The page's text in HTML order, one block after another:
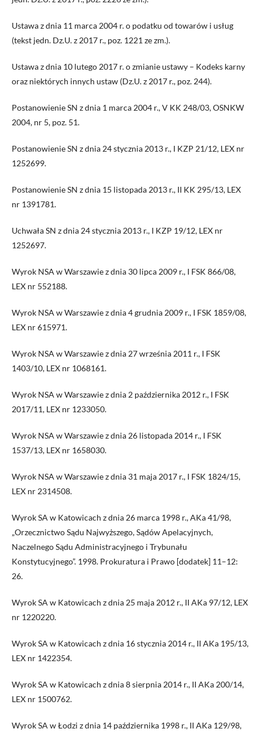
Ustawa z dnia 11 marca 2004 r. o podatku od towarów i usług
(tekst jedn. Dz.U. z 2017 r., poz. 1221 ze zm.).
Ustawa z dnia 10 lutego 2017 r. o zmianie ustawy – Kodeks karny
oraz niektórych innych ustaw (Dz.U. z 2017 r., poz. 244).
Postanowienie SN z dnia 1 marca 2004 r., V KK 248/03, OSNKW
2004, nr 5, poz. 51.
Postanowienie SN z dnia 24 stycznia 2013 r., I KZP 21/12, LEX nr
1252699.
Postanowienie SN z dnia 15 listopada 2013 r., II KK 295/13, LEX
nr 1391781.
Uchwała SN z dnia 24 stycznia 2013 r., I KZP 19/12, LEX nr
1252697.
Wyrok NSA w Warszawie z dnia 30 lipca 2009 r., I FSK 866/08,
LEX nr 552188.
Wyrok NSA w Warszawie z dnia 4 grudnia 2009 r., I FSK 1859/08,
LEX nr 615971.
Wyrok NSA w Warszawie z dnia 27 września 2011 r., I FSK
1403/10, LEX nr 1068161.
Wyrok NSA w Warszawie z dnia 2 października 2012 r., I FSK
2017/11, LEX nr 1233050.
Wyrok NSA w Warszawie z dnia 26 listopada 2014 r., I FSK
1537/13, LEX nr 1658030.
Wyrok NSA w Warszawie z dnia 31 maja 2017 r., I FSK 1824/15,
LEX nr 2314508.
Wyrok SA w Katowicach z dnia 26 marca 1998 r., AKa 41/98,
„Orzecznictwo Sądu Najwyższego, Sądów Apelacyjnych,
Naczelnego Sądu Administracyjnego i Trybunału
Konstytucyjnego”. 1998. Prokuratura i Prawo [dodatek] 11–12:
26.
Wyrok SA w Katowicach z dnia 25 maja 2012 r., II AKa 97/12, LEX
nr 1220220.
Wyrok SA w Katowicach z dnia 16 stycznia 2014 r., II AKa 195/13,
LEX nr 1422354.
Wyrok SA w Katowicach z dnia 8 sierpnia 2014 r., II AKa 200/14,
LEX nr 1500762.
Wyrok SA w Łodzi z dnia 14 października 1998 r., II AKa 129/98,